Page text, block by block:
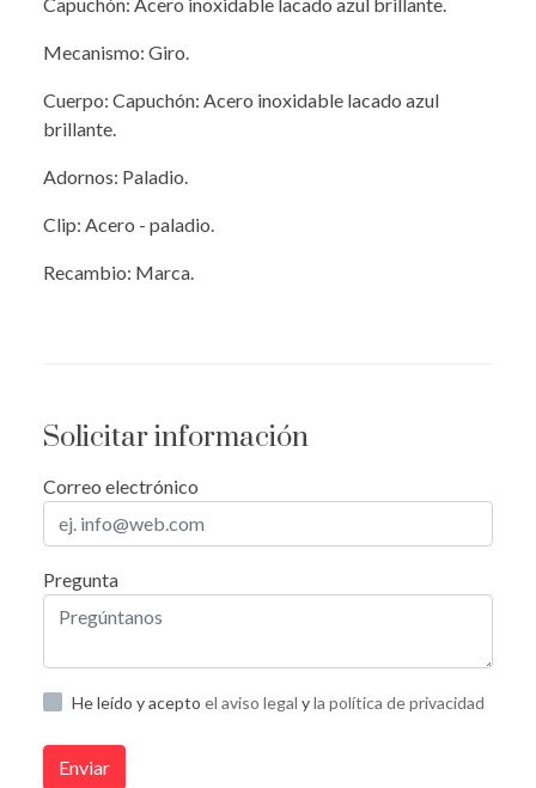
Mecanismo: Giro.
Cuerpo: Capuchón: Acero inoxidable lacado azul
brillante.
Adornos: Paladio.
Clip: Acero - paladio.
Recambio: Marca.
Solicitar información
Correo electrónico
Pregunta
He leído y acepto el aviso legal yla política de privacidad
Enviar